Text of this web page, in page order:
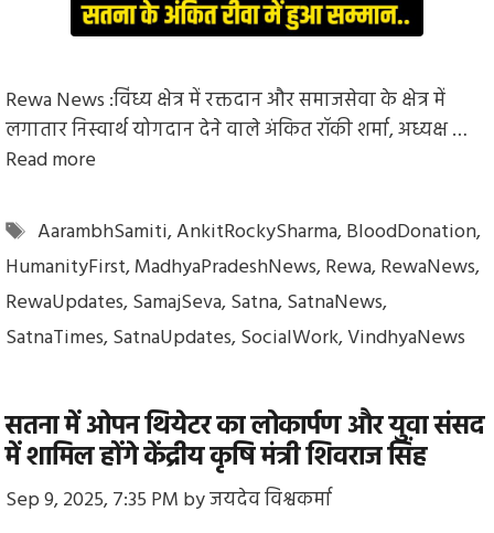
Rewa News :विंध्य क्षेत्र में रक्तदान और समाजसेवा के क्षेत्र में
लगातार निस्वार्थ योगदान देने वाले अंकित रॉकी शर्मा, अध्यक्ष …
Read more
Tags
AarambhSamiti,AnkitRockySharma,BloodDonation,
HumanityFirst,MadhyaPradeshNews,Rewa,RewaNews,
RewaUpdates,SamajSeva,Satna,SatnaNews,
SatnaTimes,SatnaUpdates,SocialWork,VindhyaNews
सतना में ओपन थियेटर का लोकार्पण और युवा संसद
में शामिल होंगे केंद्रीय कृषि मंत्री शिवराज सिंह
Sep 9, 2025, 7:35 PM byजयदेव विश्वकर्मा